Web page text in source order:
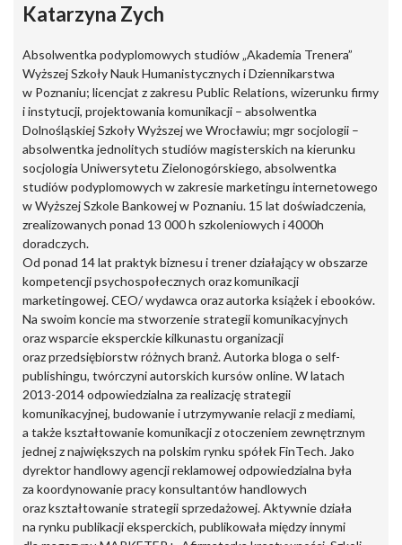
Katarzyna Zych
Absolwentka podyplomowych studiów „Akademia Trenera”
Wyższej Szkoły Nauk Humanistycznych i Dziennikarstwa
w Poznaniu; licencjat z zakresu Public Relations, wizerunku firmy
i instytucji, projektowania komunikacji – absolwentka
Dolnośląskiej Szkoły Wyższej we Wrocławiu; mgr socjologii –
absolwentka jednolitych studiów magisterskich na kierunku
socjologia Uniwersytetu Zielonogórskiego, absolwentka
studiów podyplomowych w zakresie marketingu internetowego
w Wyższej Szkole Bankowej w Poznaniu. 15 lat doświadczenia,
zrealizowanych ponad 13 000 h szkoleniowych i 4000h
doradczych.
Od ponad 14 lat praktyk biznesu i trener działający w obszarze
kompetencji psychospołecznych oraz komunikacji
marketingowej. CEO/ wydawca oraz autorka książek i ebooków.
Na swoim koncie ma stworzenie strategii komunikacyjnych
oraz wsparcie eksperckie kilkunastu organizacji
oraz przedsiębiorstw różnych branż. Autorka bloga o self-
publishingu, twórczyni autorskich kursów online. W latach
2013-2014 odpowiedzialna za realizację strategii
komunikacyjnej, budowanie i utrzymywanie relacji z mediami,
a także kształtowanie komunikacji z otoczeniem zewnętrznym
jednej z największych na polskim rynku spółek FinTech. Jako
dyrektor handlowy agencji reklamowej odpowiedzialna była
za koordynowanie pracy konsultantów handlowych
oraz kształtowanie strategii sprzedażowej. Aktywnie działa
na rynku publikacji eksperckich, publikowała między innymi